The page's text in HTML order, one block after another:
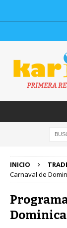
PRIMERA
INICIO
Carnaval de